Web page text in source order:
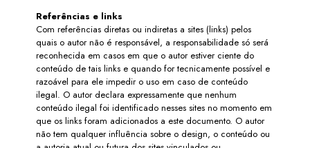
Referências e links
Com referências diretas ou indiretas a sites (links) pelos
quais o autor não é responsável, a responsabilidade só será
reconhecida em casos em que o autor estiver ciente do
conteúdo de tais links e quando for tecnicamente possível e
razoável para ele impedir o uso em caso de conteúdo
ilegal. O autor declara expressamente que nenhum
conteúdo ilegal foi identificado nesses sites no momento em
que os links foram adicionados a este documento. O autor
não tem qualquer influência sobre o design, o conteúdo ou